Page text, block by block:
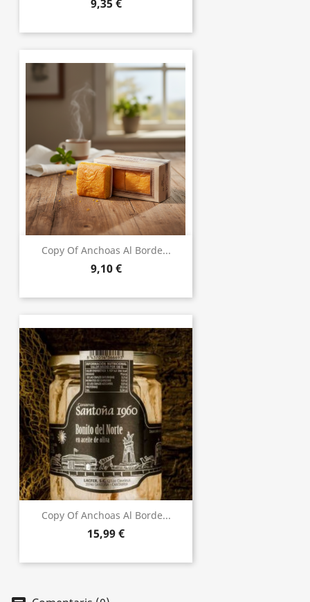
9,35 €
Copy Of Anchoas Al Borde...
9,10 €
Copy Of Anchoas Al Borde...
15,99 €